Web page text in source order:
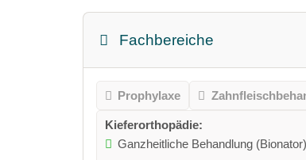
Fachbereiche
Prophylaxe
Kieferorthopädie:
Ganzheitliche Behandlung (Bionator)